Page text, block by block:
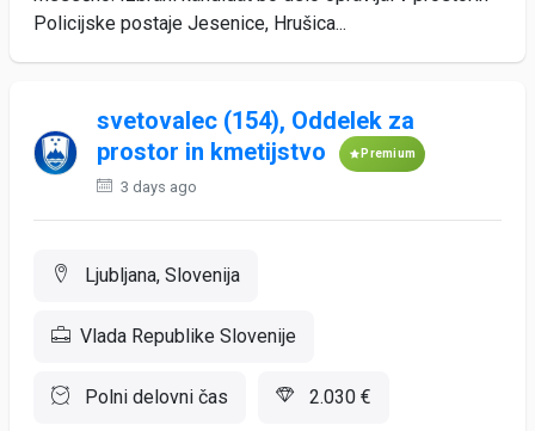
Policijske postaje Jesenice, Hrušica...
svetovalec (154), Oddelek za
prostor in kmetijstvo
Premium
3 days ago
Ljubljana, Slovenija
Vlada Republike Slovenije
Polni delovni čas 2.030 €